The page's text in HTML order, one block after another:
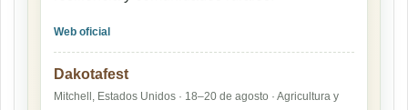
Web oficial
Dakotafest
Mitchell, Estados Unidos · 18–20 de agosto · Agricultura y